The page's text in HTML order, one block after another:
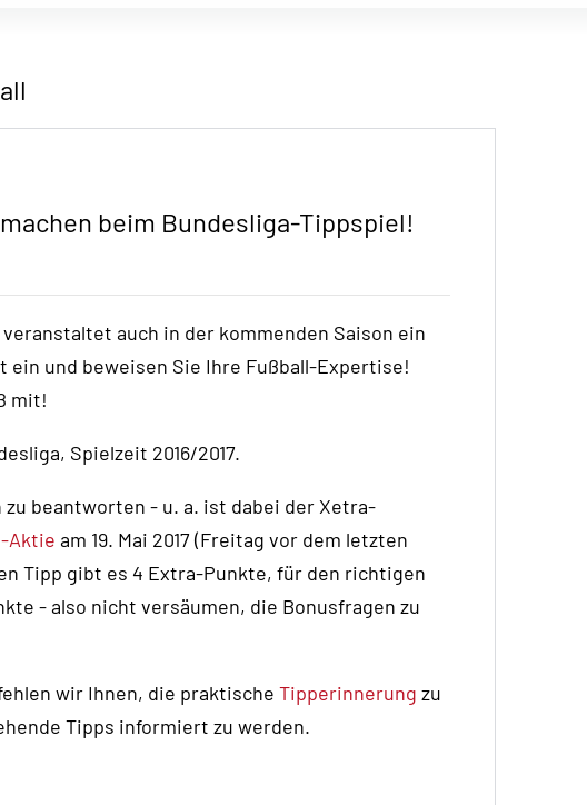
beim Bundesliga-Tippspiel!
auch in der kommenden Saison ein
ein und beweisen Sie Ihre Fußball-Expertise!
mit!
Spielzeit 2016/2017.
beantworten - u. a. ist dabei der Xetra-
Aktie am 19. Mai 2017 (Freitag vor dem letzten
Tipp gibt es 4 Extra-Punkte, für den richtigen
- also nicht versäumen, die Bonusfragen zu
wir Ihnen, die praktische Tipperinnerung zu
Tipps informiert zu werden.